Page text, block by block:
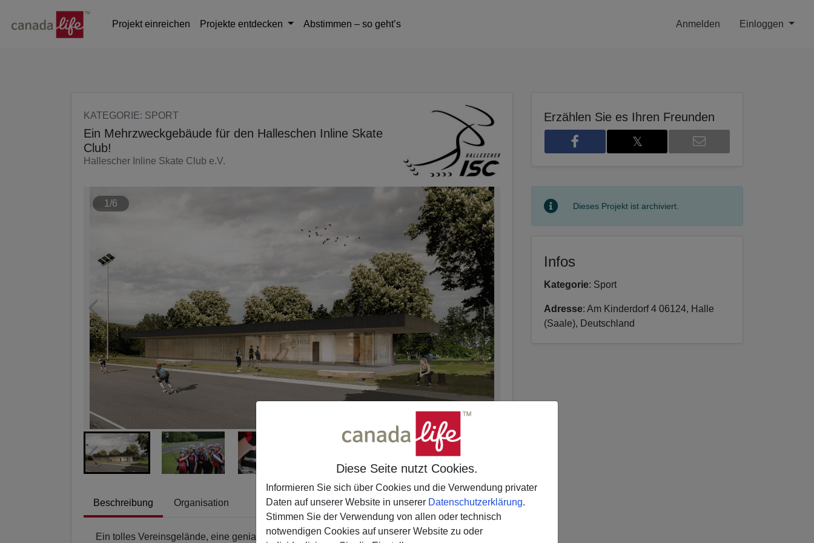
Seite
Diese Seite nutzt Cookies.
Informieren Sie sich über Cookies und die Verwendung privater
Daten auf unserer Website in unserer Datenschutzerklärung.
Stimmen Sie der Verwendung von allen oder technisch
notwendigen Cookies auf unserer Website zu oder
Klicken Sie, um die Navigation zu überspringen und zum Hauptteil zu gelangen
Projekt einreichen
Projekte entdecken Abstimmen – so geht’s Anmelden Einloggen
KATEGORIE: SPORT
Ein Mehrzweckgebäude für den Halleschen Inline Skate
Club!
Hallescher Inline Skate Club e.V.
1/6
Beschreibung Organisation
Ein tolles Vereinsgelände, eine geniale Bahn, Parkplätze, was fehlt?!
Erzählen Sie es Ihren Freunden
𝕏
Dieses Projekt ist archiviert.
Infos
Kategorie: Sport
Adresse: Am Kinderdorf 4 06124, Halle
(Saale), Deutschland